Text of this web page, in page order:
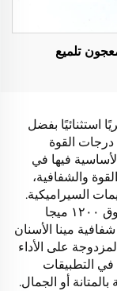
تلميع
استثنائيًا بفضل
درجات القوة
فيها في
والشفافية،
السيراميكية.
وتوفّر هذه الكتل المتقدمة مقاومة انحنائية تفوق ١٢٠٠ ميجا
مينا الأسنان
على الأداء
في التطبيقات
أو الجمال.